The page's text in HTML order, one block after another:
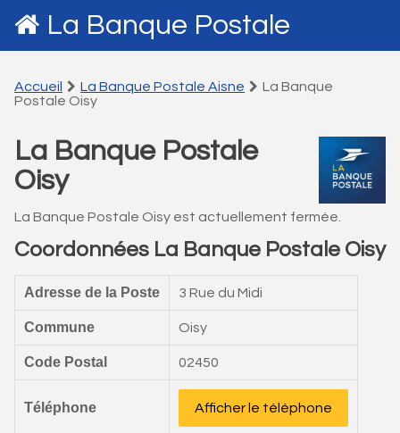
La Banque Postale
Accueil La Banque Postale Aisne
La Banque
Postale Oisy
La Banque Postale
Oisy
La Banque Postale Oisy est actuellement fermée.
Coordonnées La Banque Postale Oisy
Adresse de la Poste 3 Rue du Midi
Commune Oisy
Code Postal 02450
Téléphone Afficher le téléphone